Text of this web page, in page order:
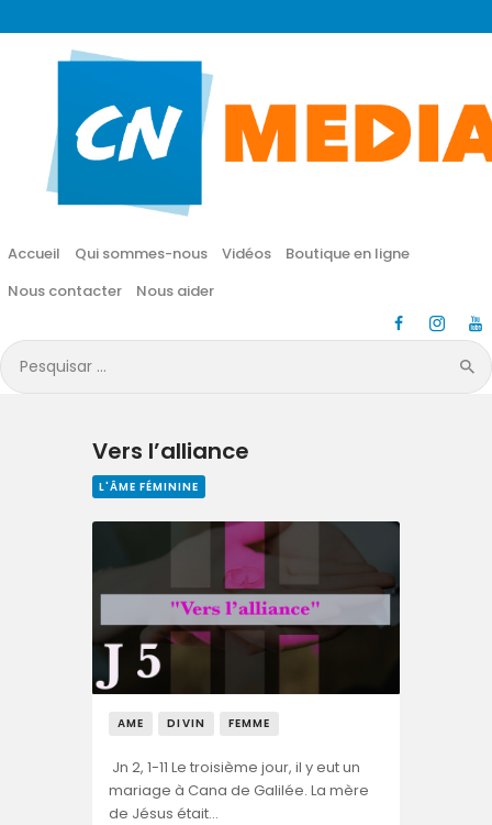
Accueil Qui sommes-nous Vidéos
Boutique en ligne
Nous contacter
Nous aider
Pesquisar
por:
CN MÉDIA
Une vie nouvelle en JESUS !
Accueil
Vidéos
Boutique en ligne
Nous aider
Vers l’alliance
L'ÂME FÉMININE
AME DIVIN FEMME
Jn 2, 1-11 Le troisième jour, il y eut un
mariage à Cana de Galilée. La mère
de Jésus était…